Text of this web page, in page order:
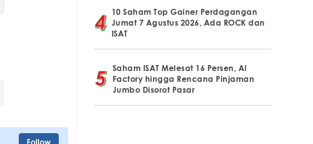
Follow
10 Saham Top Gainer Perdagangan
Jumat 7 Agustus 2026, Ada ROCK dan
ISAT
Saham ISAT Melesat 16 Persen, AI
Factory hingga Rencana Pinjaman
Jumbo Disorot Pasar